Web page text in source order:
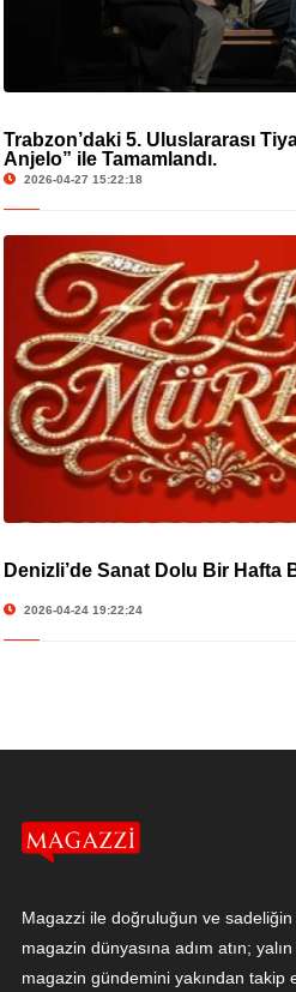
Trabzon’daki 5. Uluslararası
Anjelo” ile Tamamlandı.
2026-04-27 15:22:18
Denizli’de Sanat Dolu Bir Hafta
2026-04-24 19:22:24
Magazzi ile doğruluğun ve
magazin dünyasına adım atın;
magazin gündemini yakından takip